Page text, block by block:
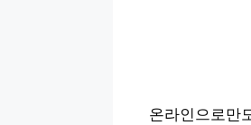
온라인으로만